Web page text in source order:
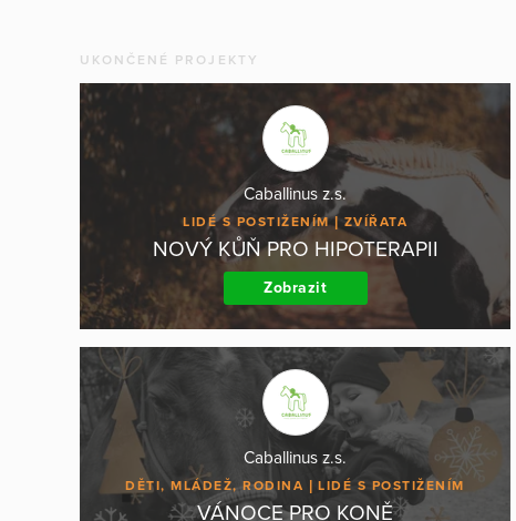
UKONČENÉ PROJEKTY
Caballinus z.s.
LIDÉ S POSTIŽENÍM ZVÍŘATA
NOVÝ KŮŇ PRO HIPOTERAPII
Zobrazit
Caballinus z.s.
DĚTI, MLÁDEŽ, RODINA LIDÉ S POSTIŽENÍM
VÁNOCE PRO KONĚ